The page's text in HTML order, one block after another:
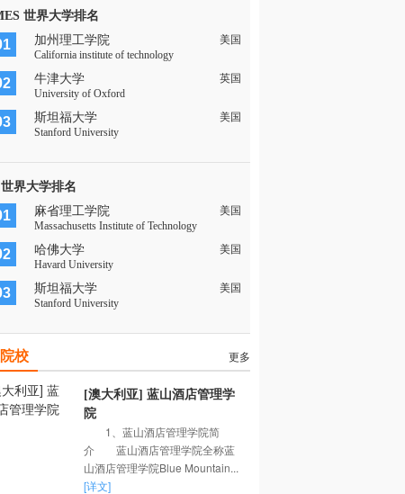
世界大学排名
加州理工学院
美国
California institute of technology
牛津大学
英国
University of Oxford
斯坦福大学
美国
Stanford University
界大学排名
麻省理工学院
美国
Massachusetts Institute of Technology
哈佛大学
美国
Havard University
斯坦福大学
美国
Stanford University
校 更多
[澳大利亚] 蓝山酒店管理学
院
1、蓝山酒店管理学院简
介 蓝山酒店管理学院全称蓝
山酒店管理学院Blue Mountain...
[详文]